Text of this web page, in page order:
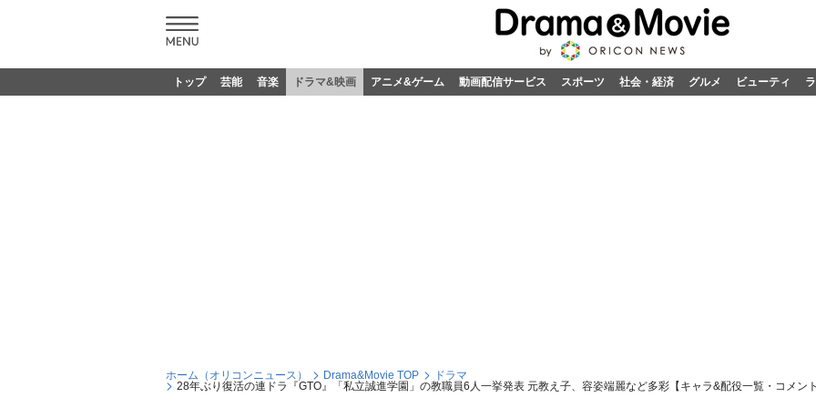
トップ 芸能 音楽 ドラマ&映画 アニメ&ゲーム 動画配信サービス スポーツ 社会・経済 グルメ ビューティ
ホーム（オリコンニュース） Drama&Movie TOP
ドラマ
28年ぶり復活の連ドラ『GTO』「私立誠進学園」の教職員6人一挙発表 元教え子、容姿端麗など多彩【キャラ&配役一覧・コメント